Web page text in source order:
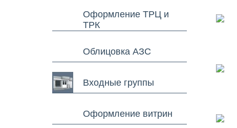
Оформление ТРЦ и
ТРК
Облицовка АЗС
Входные группы
Оформление витрин